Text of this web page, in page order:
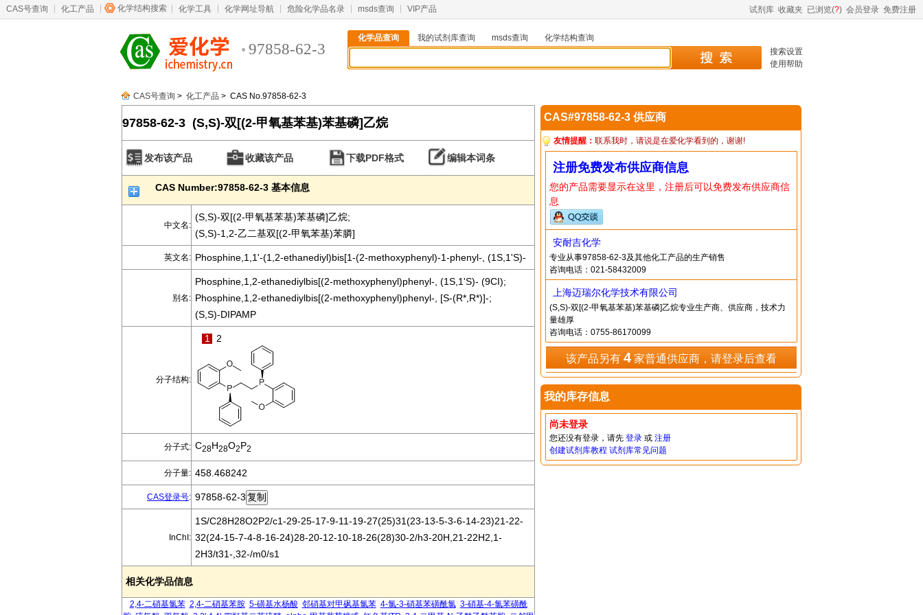
CAS号查询 化工产品 化学结构搜索 化学工具 化学网址导航 危险化学品名录 msds查询 VIP产品 试剂库 收藏夹 已浏览(?) 会员登录 免费注册
97858-62-3
化学品查询 我的试剂库查询 msds查询
化学结构查询
搜索设置
使用帮助
CAS号查询 > 化工产品 > CAS No.97858-62-3
97858-62-3 (S,S)-双[(2-甲氧基苯基)苯基磷]乙烷
发布该产品 收藏该产品 下载PDF格式 编辑本词条
CAS Number:97858-62-3 基本信息
中文名:
(S,S)-双[(2-甲氧基苯基)苯基磷]乙烷;
(S,S)-1,2-乙二基双[(2-甲氧苯基)苯膦]
英文名: Phosphine,1,1'-(1,2-ethanediyl)bis[1-(2-methoxyphenyl)-1-phenyl-, (1S,1'S)-
别名:
Phosphine,1,2-ethanediylbis[(2-methoxyphenyl)phenyl-, (1S,1'S)- (9CI);
Phosphine,1,2-ethanediylbis[(2-methoxyphenyl)phenyl-, [S-(R*,R*)]-;
(S,S)-DIPAMP
分子结构:
1 2
分子式: C28H28O2P2
分子量: 458.468242
CAS登录号: 97858-62-3
InChI:
1S/C28H28O2P2/c1-29-25-17-9-11-19-27(25)31(23-13-5-3-6-14-23)21-22-
32(24-15-7-4-8-16-24)28-20-12-10-18-26(28)30-2/h3-20H,21-22H2,1-
2H3/t31-,32-/m0/s1
相关化学品信息
2,4-二硝基氯苯 2,4-二硝基苯胺 5-磺基水杨酸 邻硝基对甲砜基氯苯 4-氯-3-硝基苯磺酰氯 3-硝基-4-氯苯磺酰
CAS#97858-62-3 供应商
友情提醒： 联系我时，请说是在爱化学看到的，谢谢!
注册免费发布供应商信息
您的产品需要显示在这里，注册后可以免费发布供应商信
息
安耐吉化学
专业从事97858-62-3及其他化工产品的生产销售
咨询电话：021-58432009
上海迈瑞尔化学技术有限公司
(S,S)-双[(2-甲氧基苯基)苯基磷]乙烷专业生产商、供应商，技术力
量雄厚
咨询电话：0755-86170099
该产品另有 4家普通供应商，请登录后查看
我的库存信息
尚未登录
您还没有登录，请先 登录或 注册
创建试剂库教程 试剂库常见问题